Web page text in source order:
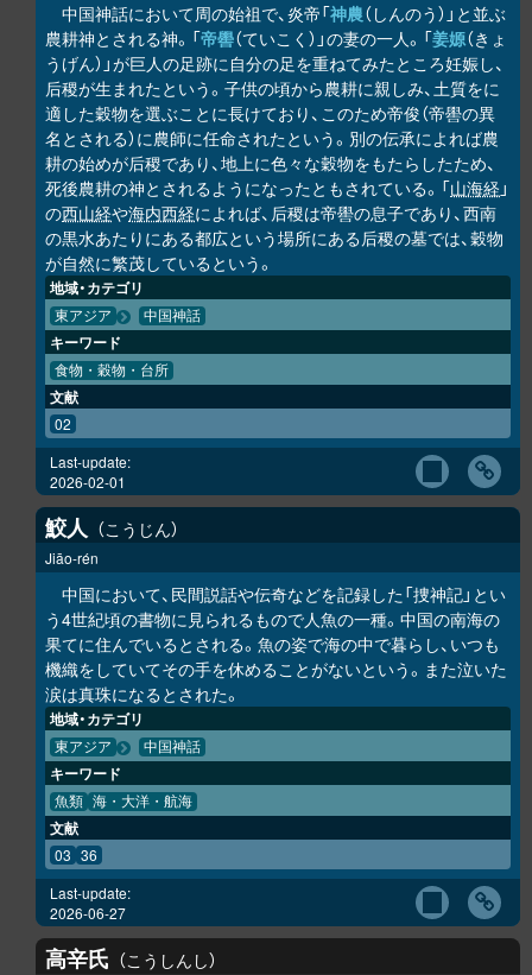
中国神話において周の始祖で、炎帝「神農（しんのう）」と並ぶ
農耕神とされる神。「帝嚳（ていこく）」の妻の一人。「姜嫄（きょ
うげん）」が巨人の足跡に自分の足を重ねてみたところ妊娠し、
后稷が生まれたという。子供の頃から農耕に親しみ、土質をに
適した穀物を選ぶことに長けており、このため帝俊（帝嚳の異
名とされる）に農師に任命されたという。別の伝承によれば農
耕の始めが后稷であり、地上に色々な穀物をもたらしたため、
死後農耕の神とされるようになったともされている。「山海経 」
の西山経や海内西経によれば、后稷は帝嚳の息子であり、西南
の黒水あたりにある都広という場所にある后稷の墓では、穀物
が自然に繁茂しているという。
地域・カテゴリ
東アジア 中国神話
キーワード
食物・穀物・台所
文献
02
Last-update:
2026-02-01
鮫人 こうじん
Jiāo-rén
中国において、民間説話や伝奇などを記録した「捜神記」とい
う4世紀頃の書物に見られるもので人魚の一種。中国の南海の
果てに住んでいるとされる。魚の姿で海の中で暮らし、いつも
機織をしていてその手を休めることがないという。また泣いた
涙は真珠になるとされた。
地域・カテゴリ
東アジア 中国神話
キーワード
魚類 海・大洋・航海
文献
03 36
Last-update:
2026-06-27
高辛氏 こうしんし